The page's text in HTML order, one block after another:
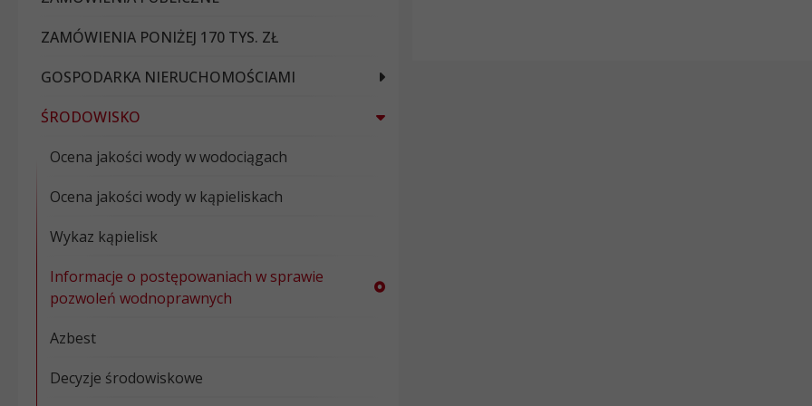
ZAMÓWIENIA PONIŻEJ 170 TYS. ZŁ
GOSPODARKA NIERUCHOMOŚCIAMI
ŚRODOWISKO
Ocena jakości wody w wodociągach
Ocena jakości wody w kąpieliskach
Wykaz kąpielisk
Informacje o postępowaniach w sprawie
pozwoleń wodnoprawnych
Azbest
Decyzje środowiskowe